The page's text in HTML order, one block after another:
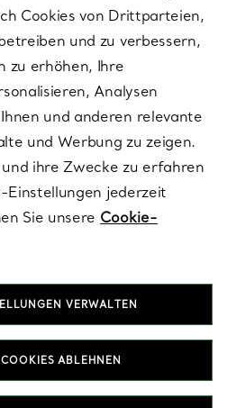
2026
Cookies von Drittparteien,
und zu verbessern,
zu erhöhen, Ihre
Analysen
und anderen relevante
und Werbung zu zeigen.
ihre Zwecke zu erfahren
Einstellungen jederzeit
Sie unsere Cookie-
VERWALTEN
ABLEHNEN